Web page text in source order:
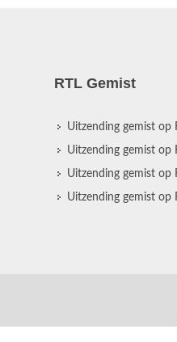
RTL Gemist
Uitzending gemist op
Uitzending gemist op
Uitzending gemist op
Uitzending gemist op